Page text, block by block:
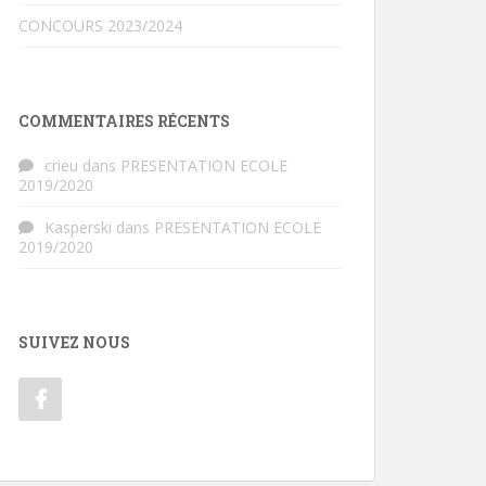
CONCOURS 2023/2024
COMMENTAIRES RÉCENTS
crieu dans PRESENTATION ECOLE
2019/2020
Kasperski dans PRESENTATION ECOLE
2019/2020
SUIVEZ NOUS